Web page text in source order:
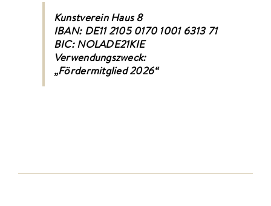
Kunstverein Haus 8
IBAN: DE11 2105 0170 1001 6313 71
BIC: NOLADE21KIE
Verwendungszweck:
„Fördermitglied 2026“